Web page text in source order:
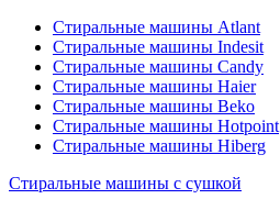
Стиральные машины Atlant
Стиральные машины Indesit
Стиральные машины Candy
Стиральные машины Haier
Стиральные машины Beko
Стиральные машины Hotpoint
Стиральные машины Hiberg
Стиральные машины с сушкой